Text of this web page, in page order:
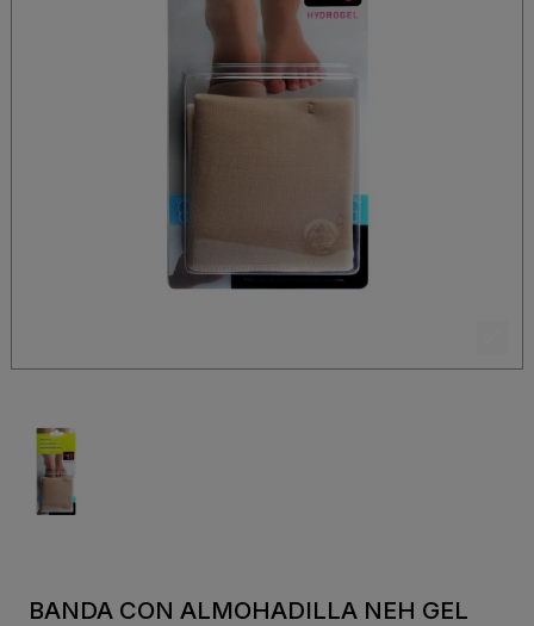
BANDA CON ALMOHADILLA NEH GEL